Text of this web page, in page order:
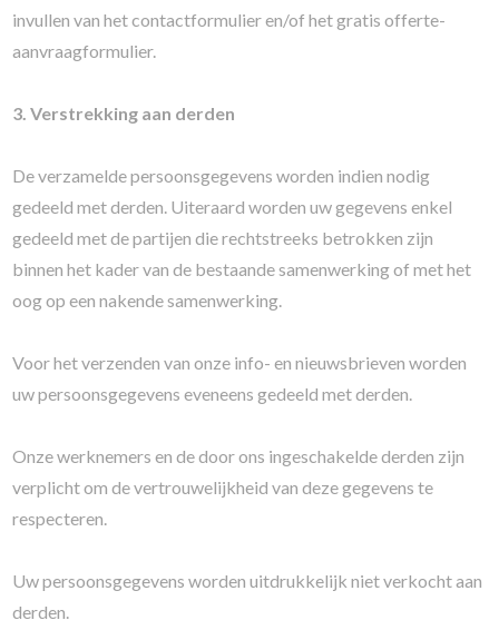
invullen van het contactformulier en/of het gratis offerte-
aanvraagformulier.
3. Verstrekking aan derden
De verzamelde persoonsgegevens worden indien nodig
gedeeld met derden. Uiteraard worden uw gegevens enkel
gedeeld met de partijen die rechtstreeks betrokken zijn
binnen het kader van de bestaande samenwerking of met het
oog op een nakende samenwerking.
Voor het verzenden van onze info- en nieuwsbrieven worden
uw persoonsgegevens eveneens gedeeld met derden.
Onze werknemers en de door ons ingeschakelde derden zijn
verplicht om de vertrouwelijkheid van deze gegevens te
respecteren.
Uw persoonsgegevens worden uitdrukkelijk niet verkocht aan
derden.